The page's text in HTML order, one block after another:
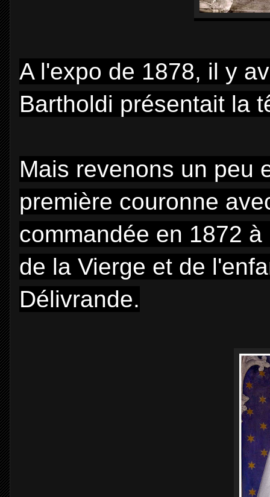
A l'expo de 1878, il y
Bartholdi présentait la
Mais revenons un peu
première couronne
commandée en 1872 à
de la Vierge et de
Délivrande.